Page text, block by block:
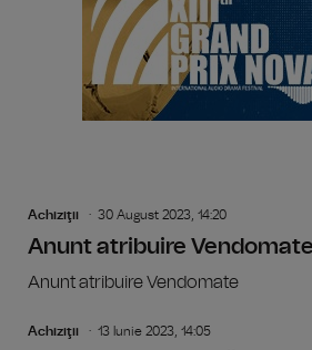
Achiziţii 30 August 2023, 14:20
Anunt atribuire Vendomate
Anunt atribuire Vendomate
Achiziţii 13 Iunie 2023, 14:05